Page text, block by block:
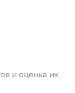
и оценка их